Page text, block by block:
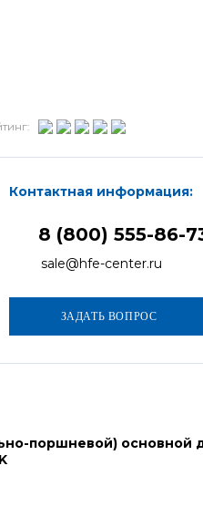
Контактная информация:
8 (800) 555-86-
sale@hfe-center.ru
поршневой) основной